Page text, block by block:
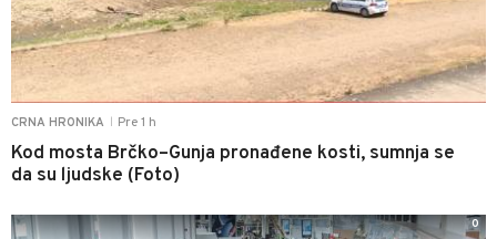
CRNA HRONIKA Pre 1 h
Kod mosta Brčko–Gunja pronađene kosti, sumnja se
da su ljudske (Foto)
0